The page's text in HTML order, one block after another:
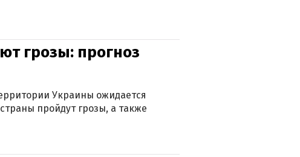
грозы: прогноз
Украины ожидается
пройдут грозы, а также